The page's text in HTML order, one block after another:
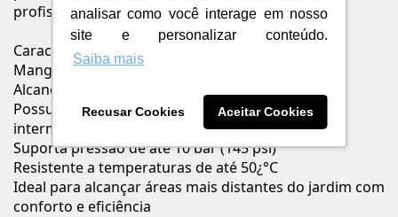
analisar como você interage em nosso
site e personalizar conteúdo.
Saiba mais
Recusar Cookies Aceitar Cookies
profissionais.
Características e Benefícios:
Mangueira flexível de fácil manuseio
Alcance de até 50 metros
Possui 3 camadas: interna e externa em PVC, e
intermediária com fio de poliéster trançado
Suporta pressão de até 10 bar (145 psi)
Resistente a temperaturas de até 50¿°C
Ideal para alcançar áreas mais distantes do jardim com
conforto e eficiência